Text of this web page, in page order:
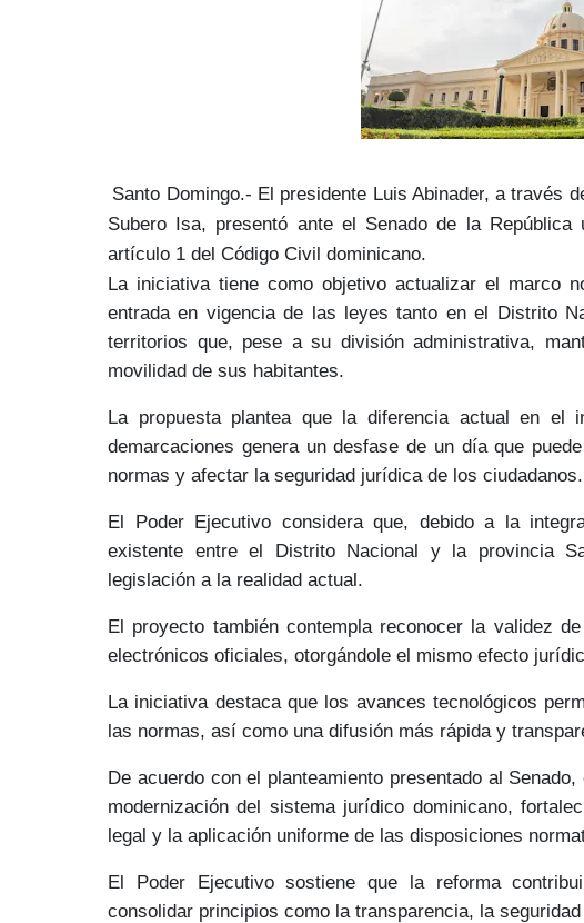
Santo Domingo.- El presidente Luis Abinader, a través
Subero Isa, presentó ante el Senado de la República
artículo 1 del Código Civil dominicano.
La iniciativa tiene como objetivoactualizar el marco
entrada en vigencia de las leyes tanto en el Distrito
territorios que, pese a su división administrativa,
movilidad de sus habitantes.
La propuesta plantea que la diferencia actual en el
demarcaciones genera undesfase de un díaque
normas y afectar la seguridad jurídica de los ciudadanos.
El Poder Ejecutivo considera que, debido a la
existente entre el Distrito Nacional y la provincia
legislación a la realidad actual.
El proyecto también contempla reconocer la validez
electrónicos oficiales, otorgándole el mismo efecto
La iniciativa destaca que los avances tecnológicos
las normas, así como una difusión más rápida y
De acuerdo con el planteamiento presentado al
modernización del sistema jurídico dominicano,
legal y la aplicación uniforme de las disposiciones
El Poder Ejecutivo sostiene que la reforma
consolidar principios como la transparencia, la